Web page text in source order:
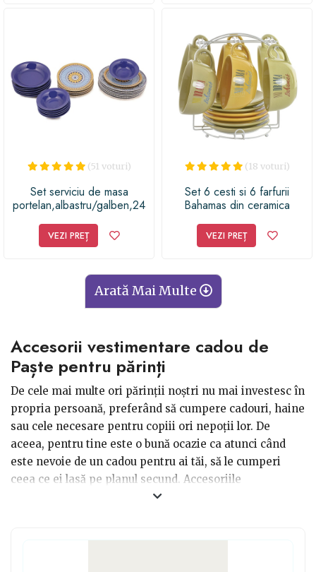
(51 voturi)
Set serviciu de masa
portelan,albastru/galben,24
VEZI PREȚ
(18 voturi)
Set 6 cesti si 6 farfurii
Bahamas din ceramica
VEZI PREȚ
Arată Mai Multe
Accesorii vestimentare cadou de
Paște pentru părinți
De cele mai multe ori părinții noștri nu mai investesc în
propria persoană, preferând să cumpere cadouri, haine
sau cele necesare pentru copiii ori nepoții lor. De
aceea, pentru tine este o bună ocazie ca atunci când
este nevoie de un cadou pentru ai tăi, să le cumperi
ceea ce ei lasă pe planul secund. Accesoriile
vestimentare pot fi cadoul potrivit fie că vorbim de o